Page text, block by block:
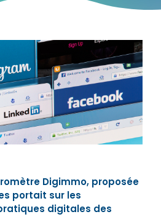
Digimmo, proposée
portait sur les
digitales des